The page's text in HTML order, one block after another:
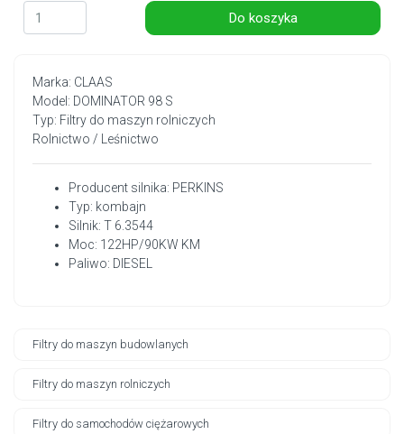
Marka: CLAAS
Model: DOMINATOR 98 S
Typ: Filtry do maszyn rolniczych
Rolnictwo / Leśnictwo
Producent silnika: PERKINS
Typ: kombajn
Silnik: T 6.3544
Moc: 122HP/90KW KM
Paliwo: DIESEL
Filtry do maszyn budowlanych
Filtry do maszyn rolniczych
Filtry do samochodów ciężarowych
Do koszyka